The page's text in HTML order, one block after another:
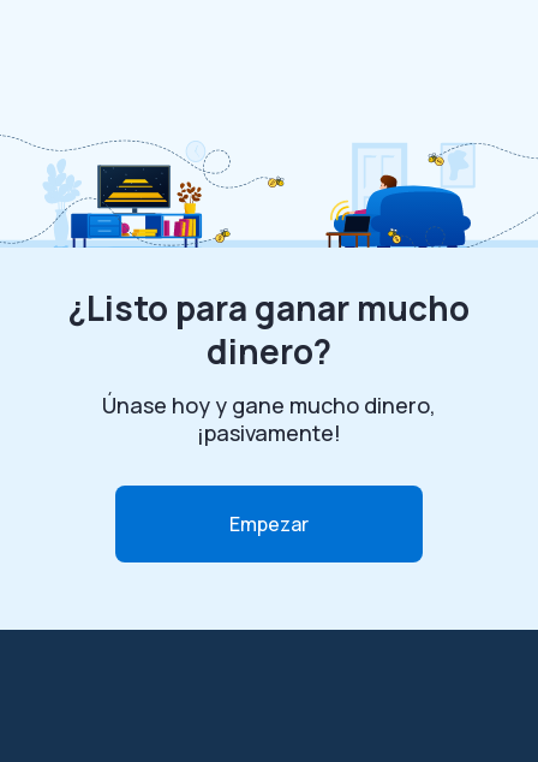
¿Listo para ganar mucho
dinero?
Únase hoy y gane mucho dinero,
¡pasivamente!
Empezar